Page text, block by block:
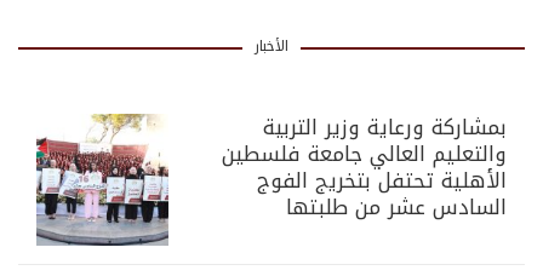
الأخبار
بمشاركة ورعاية وزير التربية
والتعليم العالي جامعة فلسطين
الأهلية تحتفل بتخريج الفوج
السادس عشر من طلبتها